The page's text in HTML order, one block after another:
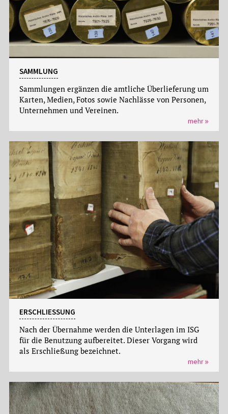
SAMMLUNG
Sammlungen ergänzen die amtliche Überlieferung um
Karten, Medien, Fotos sowie Nachlässe von Personen,
Unternehmen und Vereinen.
mehr
ERSCHLIESSUNG
Nach der Übernahme werden die Unterlagen im ISG
für die Benutzung aufbereitet. Dieser Vorgang wird
als Erschließung bezeichnet.
mehr